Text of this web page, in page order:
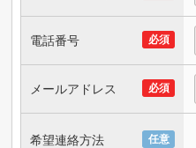
必須
電話番号
必須
メールアドレス
任意
希望連絡方法